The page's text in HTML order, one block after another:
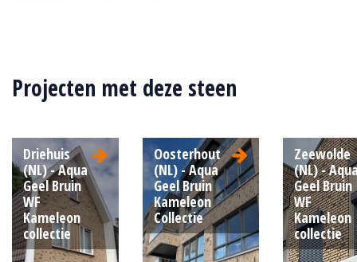
210x100x50
Structuur:
Genuanceerd
Projecten met deze steen
Driehuis
(NL) - Aqua
Geel Bruin
WF
Kameleon
collectie
Oosterhout
(NL) - Aqua
Geel Bruin
Kameleon
Collectie
Zeewolde
(NL) -
Geel Bruin
WF
Kameleon
collectie